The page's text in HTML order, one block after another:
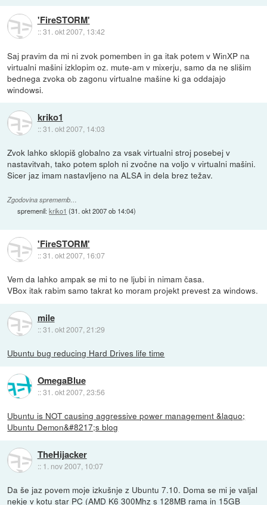
'FireSTORM'
::31. okt 2007, 13:42
Saj pravim da mi ni zvok pomemben in ga itak potem v WinXP na
virtualni mašini izklopim oz. mute-am v mixerju, samo da ne slišim
bednega zvoka ob zagonu virtualne mašine ki ga oddajajo
windowsi.
kriko1
::31. okt 2007, 14:03
Zvok lahko sklopiš globalno za vsak virtualni stroj posebej v
nastavitvah, tako potem sploh ni zvočne na voljo v virtualni mašini.
Sicer jaz imam nastavljeno na ALSA in dela brez težav.
Zgodovina sprememb…
spremenil:kriko1 (31. okt 2007 ob 14:04)
'FireSTORM'
::31. okt 2007, 16:07
Vem da lahko ampak se mi to ne ljubi in nimam časa.
VBox itak rabim samo takrat ko moram projekt prevest za windows.
mile
::31. okt 2007, 21:29
Ubuntu bug reducing Hard Drives life time
OmegaBlue
::31. okt 2007, 23:56
Ubuntu is NOT causing aggressive power management &laquo;
Ubuntu Demon&#8217;s blog
TheHijacker
:: 1. nov 2007, 10:07
Da še jaz povem moje izkušnje z Ubuntu 7.10. Doma se mi je valjal
nekje v kotu star PC (AMD K6 300Mhz s 128MB rama in 15GB